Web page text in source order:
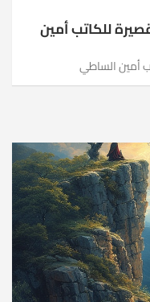
للكاتب أمين
أمين الساطي